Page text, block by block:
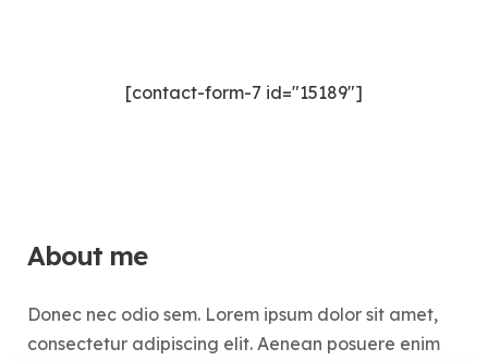
[contact-form-7 id="15189"]
About me
Donec nec odio sem. Lorem ipsum dolor sit amet,
consectetur adipiscing elit. Aenean posuere enim